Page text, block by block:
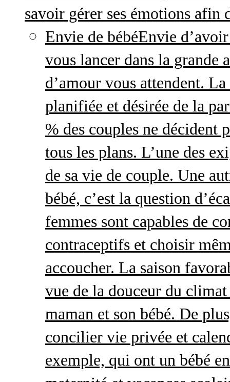
savoir gérer ses émotions
Envie de bébéEnvie
vous lancer dans la grande
d’amour vous attendent.
planifiée et désirée de la
% des couples ne décident
tous les plans. L’une des
de sa vie de couple. Une
bébé, c’est la question
femmes sont capables de
contraceptifs et choisir
accoucher. La saison
vue de la douceur du
maman et son bébé. De
concilier vie privée et
exemple, qui ont un bébé